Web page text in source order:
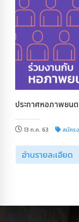
ประกาศหอภาพยน
13 ก.ค. 63 สมัคร
อ่านรายละเอียด